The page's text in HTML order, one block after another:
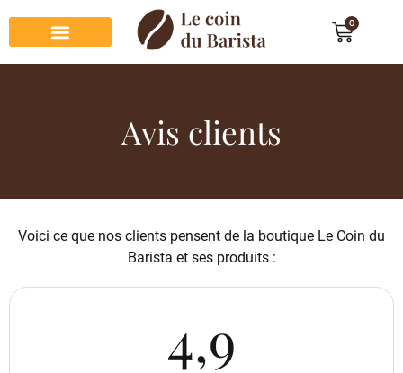
0
Avis clients
Voici ce que nos clients pensent de la boutique Le Coin du
Barista et ses produits :
4,9